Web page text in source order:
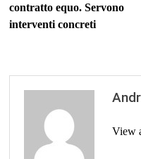
contratto equo. Servono
interventi concreti
View